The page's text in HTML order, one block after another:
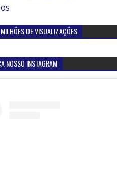
DE VISUALIZAÇÕES
NOSSO INSTAGRAM